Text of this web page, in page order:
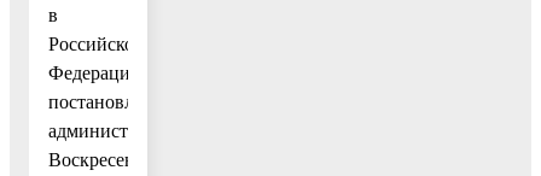
в
Российской
Федерации»,
постановлением
администрации
Воскресенского